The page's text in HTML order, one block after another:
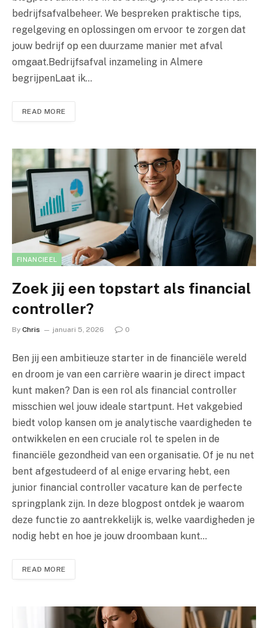
bedrijfsafvalbeheer. We bespreken praktische tips,
regelgeving en oplossingen om ervoor te zorgen dat
jouw bedrijf op een duurzame manier met afval
omgaat.Bedrijfsafval inzameling in Almere
begrijpenLaat ik…
READ MORE
FINANCIEEL
Zoek jij een topstart als financial
controller?
By Chris januari 5, 2026 0
Ben jij een ambitieuze starter in de financiële wereld
en droom je van een carrière waarin je direct impact
kunt maken? Dan is een rol als financial controller
misschien wel jouw ideale startpunt. Het vakgebied
biedt volop kansen om je analytische vaardigheden te
ontwikkelen en een cruciale rol te spelen in de
financiële gezondheid van een organisatie. Of je nu net
bent afgestudeerd of al enige ervaring hebt, een
junior financial controller vacature kan de perfecte
springplank zijn. In deze blogpost ontdek je waarom
deze functie zo aantrekkelijk is, welke vaardigheden je
nodig hebt en hoe je jouw droombaan kunt…
READ MORE